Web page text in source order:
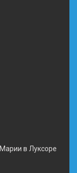
в Луксоре